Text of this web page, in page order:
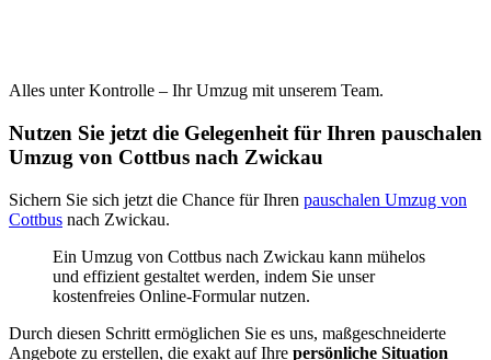
Alles unter Kontrolle – Ihr Umzug mit unserem Team.
Nutzen Sie jetzt die Gelegenheit für Ihren pauschalen
Umzug von Cottbus nach Zwickau
Sichern Sie sich jetzt die Chance für Ihren pauschalen Umzug von
Cottbus nach Zwickau.
Ein Umzug von Cottbus nach Zwickau kann mühelos
und effizient gestaltet werden, indem Sie unser
kostenfreies Online-Formular nutzen.
Durch diesen Schritt ermöglichen Sie es uns, maßgeschneiderte
Angebote zu erstellen, die exakt auf Ihre persönliche Situation